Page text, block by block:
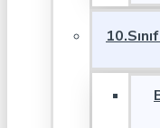
10.Sınıf